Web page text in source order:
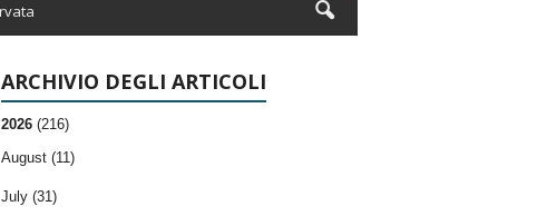
ARCHIVIO DEGLI ARTICOLI
2026 (216)
August (11)
July (31)